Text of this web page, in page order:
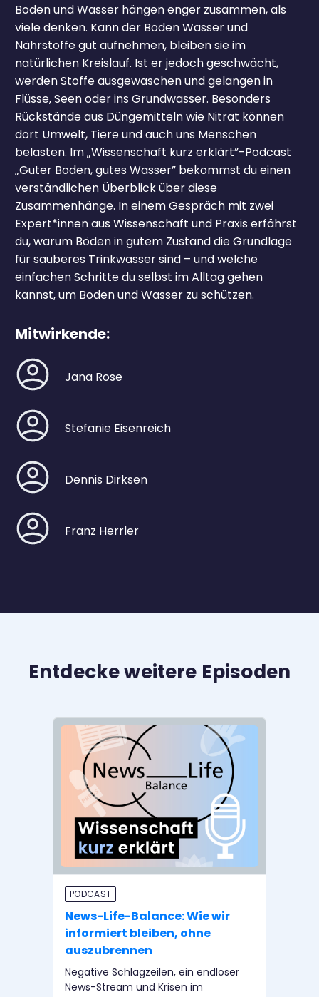
Boden und Wasser hängen enger zusammen, als
viele denken. Kann der Boden Wasser und
Nährstoffe gut aufnehmen, bleiben sie im
natürlichen Kreislauf. Ist er jedoch geschwächt,
werden Stoffe ausgewaschen und gelangen in
Flüsse, Seen oder ins Grundwasser. Besonders
Rückstände aus Düngemitteln wie Nitrat können
dort Umwelt, Tiere und auch uns Menschen
belasten. Im „Wissenschaft kurz erklärt”-Podcast
„Guter Boden, gutes Wasser” bekommst du einen
verständlichen Überblick über diese
Zusammenhänge. In einem Gespräch mit zwei
Expert*innen aus Wissenschaft und Praxis erfährst
du, warum Böden in gutem Zustand die Grundlage
für sauberes Trinkwasser sind – und welche
einfachen Schritte du selbst im Alltag gehen
kannst, um Boden und Wasser zu schützen.
Mitwirkende:
Jana Rose
Stefanie Eisenreich
Dennis Dirksen
Franz Herrler
Entdecke weitere Episoden
PODCAST
News-Life-Balance: Wie wir
informiert bleiben, ohne
auszubrennen
Negative Schlagzeilen, ein endloser
News-Stream und Krisen im